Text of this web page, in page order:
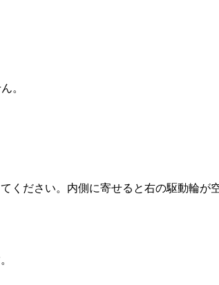
。
ださい。内側に寄せると右の駆動輪が